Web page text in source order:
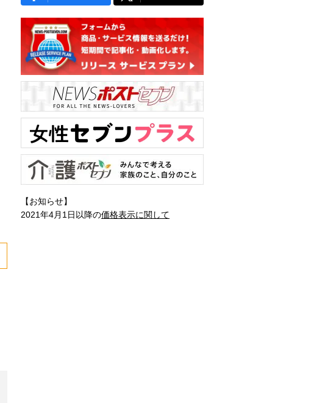
【お知らせ】
2021年4月1日以降の価格表示に関して